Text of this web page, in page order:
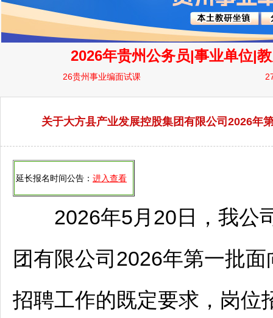
关于大方县产业发展控股集团有限公司2026年
延长报名时间公告： 进入查看
2026年5月20日，我公
团有限公司2026年第一批
招聘工作的既定要求，岗位